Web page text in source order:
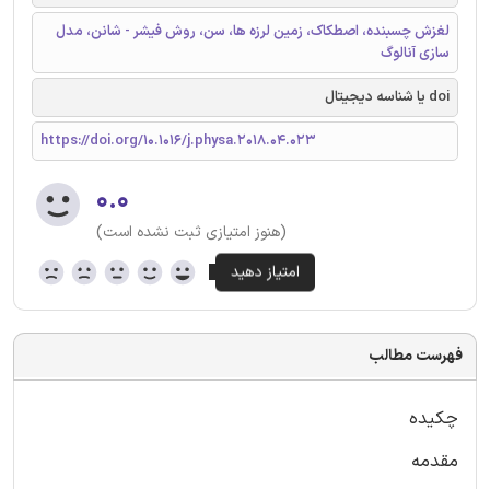
لغزش چسبنده، اصطکاک، زمین لرزه ها، سن، روش فیشر - شانن، مدل
سازی آنالوگ
doi یا شناسه دیجیتال
https://doi.org/10.1016/j.physa.2018.04.023
۰.۰
(هنوز امتیازی ثبت نشده است)
فهرست مطالب
چکیده
مقدمه